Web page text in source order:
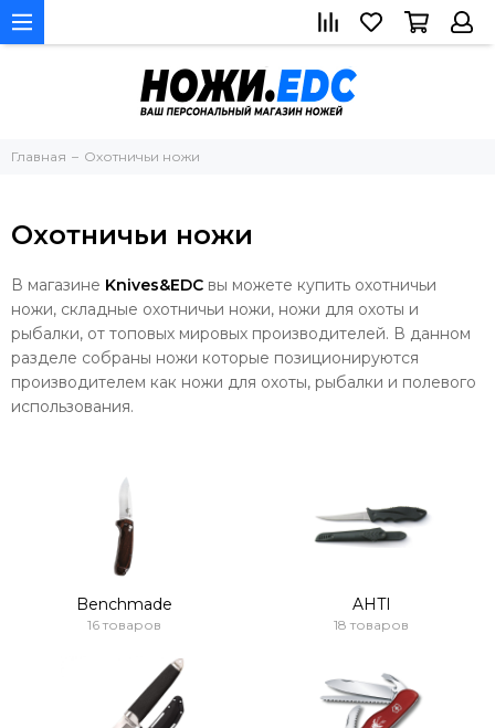
Главная Охотничьи ножи
Охотничьи ножи
В магазине Knives&EDC вы можете купить охотничьи
ножи, складные охотничьи ножи, ножи для охоты и
рыбалки, от топовых мировых производителей. В данном
разделе собраны ножи которые позиционируются
производителем как ножи для охоты, рыбалки и полевого
использования.
Benchmade
16 товаров
AHTI
18 товаров